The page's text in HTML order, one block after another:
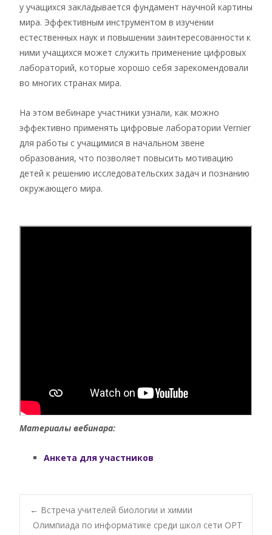
у учащихся закладывается фундамент научной картины
мира. Эффективным инструментом в изучении
естественных наук и повышении заинтересованности к
ними учащихся может служить применение цифровых
лабораторий, которые хорошо себя зарекомендовали
во многих странах мира.
На этом вебинаре участники узнали, как можно
эффективно применять цифровые лаборатории Vernier
для работы с учащимися в начальном звене
образования, что позволяет повысить мотивацию
детей к решению исследовательских задач и познанию
окружающего мира.
Материалы вебинара:
Анкета для участников
Post
← Встреча учителей биологии и химии
Олимпиада по информатике среди школ сети ОРТ